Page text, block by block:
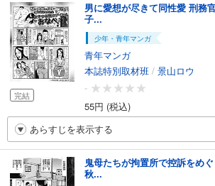
完結
男に愛想が尽きて同性愛 刑務
子...
少年・青年マンガ
青年マンガ
本誌特別取材班 / 景山ロウ
-
55円 (税込)
あらすじを表示する
鬼母たちが拘置所で控訴をめ
秋...